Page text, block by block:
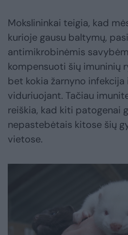
Mokslininkai teigia, kad
kurioje gausu baltymų,
antimikrobinėmis
kompensuoti šių imuninių
bet kokia žarnyno
viduriuojant. Tačiau
reiškia, kad kiti patogenai
nepastebėtais kitose šių
vietose.